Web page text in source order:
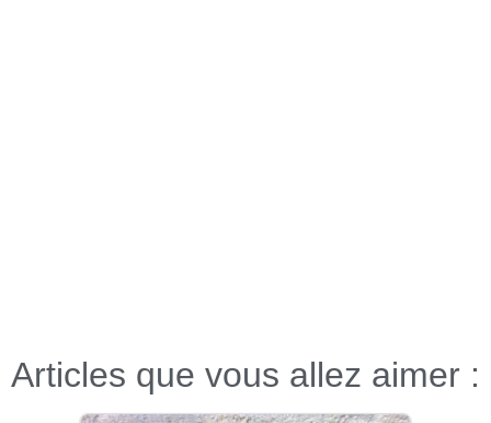
Articles que vous allez aimer :